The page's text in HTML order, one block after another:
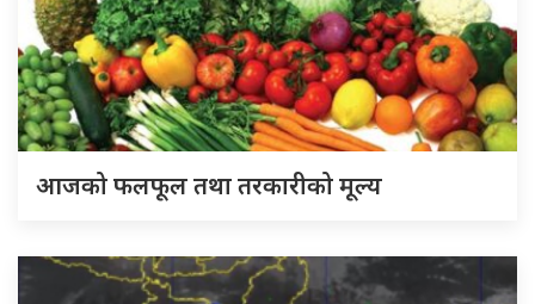
आजको फलफूल तथा तरकारीको मूल्य